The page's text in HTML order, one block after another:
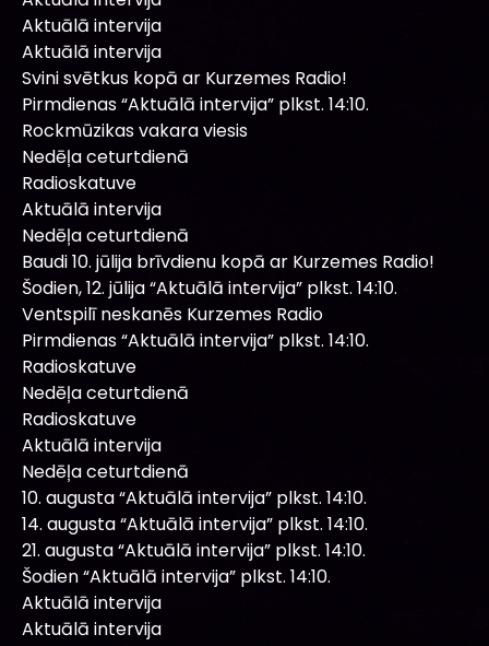
Aktuālā intervija
Aktuālā intervija
Svini svētkus kopā ar Kurzemes Radio!
Pirmdienas “Aktuālā intervija” plkst. 14:10.
Rockmūzikas vakara viesis
Nedēļa ceturtdienā
Radioskatuve
Aktuālā intervija
Nedēļa ceturtdienā
Baudi 10. jūlija brīvdienu kopā ar Kurzemes Radio!
Šodien, 12. jūlija “Aktuālā intervija” plkst. 14:10.
Ventspilī neskanēs Kurzemes Radio
Pirmdienas “Aktuālā intervija” plkst. 14:10.
Radioskatuve
Nedēļa ceturtdienā
Radioskatuve
Aktuālā intervija
Nedēļa ceturtdienā
10. augusta “Aktuālā intervija” plkst. 14:10.
14. augusta “Aktuālā intervija” plkst. 14:10.
21. augusta “Aktuālā intervija” plkst. 14:10.
Šodien “Aktuālā intervija” plkst. 14:10.
Aktuālā intervija
Aktuālā intervija